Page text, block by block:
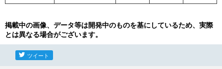
掲載中の画像、データ等は開発中のものを基にしているため、実際
とは異なる場合がございます。
ツイート